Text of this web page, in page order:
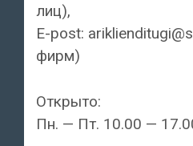
лиц),
E-post:
фирм)
Открыто:
Пн. — Пт. 10.00 —